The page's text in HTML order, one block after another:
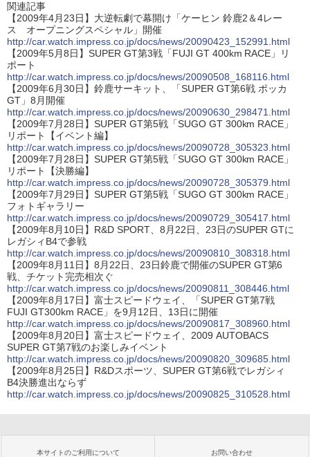
関連記事
【2009年4月23日】大逆転劇で幕開け「ケーヒン 鈴鹿2＆4レー
ス オープニングスペシャル」開催
http://car.watch.impress.co.jp/docs/news/20090423_152991.html
【2009年5月8日】SUPER GT第3戦「FUJI GT 400km RACE」リ
ポート
http://car.watch.impress.co.jp/docs/news/20090508_168116.html
【2009年6月30日】鈴鹿サーキット、「SUPER GT第6戦 ポッカ
GT」8月開催
http://car.watch.impress.co.jp/docs/news/20090630_298471.html
【2009年7月28日】SUPER GT第5戦「SUGO GT 300km RACE」
リポート【イベント編】
http://car.watch.impress.co.jp/docs/news/20090728_305323.html
【2009年7月28日】SUPER GT第5戦「SUGO GT 300km RACE」
リポート【決勝編】
http://car.watch.impress.co.jp/docs/news/20090728_305379.html
【2009年7月29日】SUPER GT第5戦「SUGO GT 300km RACE」
フォトギャラリー
http://car.watch.impress.co.jp/docs/news/20090729_305417.html
【2009年8月10日】R&D SPORT、8月22日、23日のSUPER GTに
レガシィB4で参戦
http://car.watch.impress.co.jp/docs/news/20090810_308318.html
【2009年8月11日】8月22日、23日鈴鹿で開催のSUPER GT第6
戦、チケット完売相次ぐ
http://car.watch.impress.co.jp/docs/news/20090811_308446.html
【2009年8月17日】富士スピードウェイ、「SUPER GT第7戦
FUJI GT300km RACE」を9月12日、13日に開催
http://car.watch.impress.co.jp/docs/news/20090817_308960.html
【2009年8月20日】富士スピードウェイ、2009 AUTOBACS
SUPER GT第7戦のお楽しみイベント
http://car.watch.impress.co.jp/docs/news/20090820_309685.html
【2009年8月25日】R&Dスポーツ、SUPER GT第6戦でレガシィ
B4決勝進出ならず
http://car.watch.impress.co.jp/docs/news/20090825_310528.html
本サイトのご利用について お問い合わせ